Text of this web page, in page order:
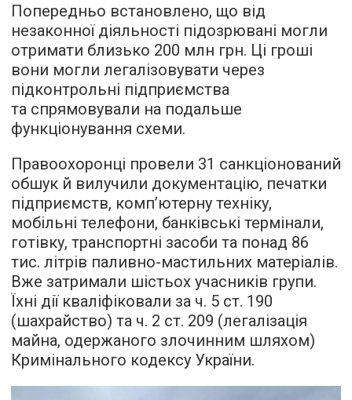
Попередньо встановлено, що від
незаконної діяльності підозрювані могли
отримати близько 200 млн грн. Ці гроші
вони могли легалізовувати через
підконтрольні підприємства
та спрямовували на подальше
функціонування схеми.
Правоохоронці провели 31 санкціонований
обшук й вилучили документацію, печатки
підприємств, комп’ютерну техніку,
мобільні телефони, банківські термінали,
готівку, транспортні засоби та понад 86
тис. літрів паливно-мастильних матеріалів.
Вже затримали шістьох учасників групи.
Їхні дії кваліфіковали за ч. 5 ст. 190
(шахрайство) та ч. 2 ст. 209 (легалізація
майна, одержаного злочинним шляхом)
Кримінального кодексу України.